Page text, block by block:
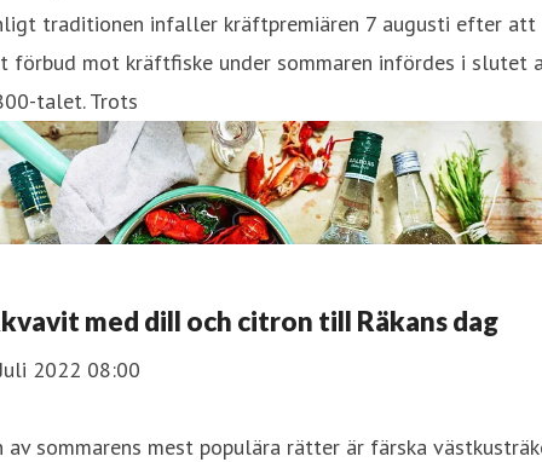
traditionen infaller kräftpremiären 7 augusti efter att
förbud mot kräftfiske under sommaren infördes i slutet
talet. Trots
med dill och citron till Räkans dag
2022 08:00
av sommarens mest populära rätter är färska